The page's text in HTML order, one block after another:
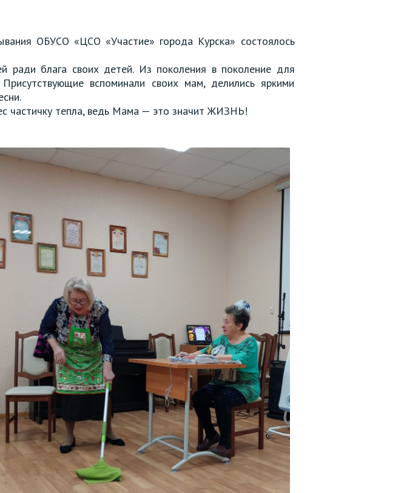
ОБУСО «ЦСО «Участие» города Курска» состоялось
ради блага своих детей. Из поколения в поколение для
вспоминали своих мам, делились яркими
частичку тепла, ведь Мама — это значит ЖИЗНЬ!